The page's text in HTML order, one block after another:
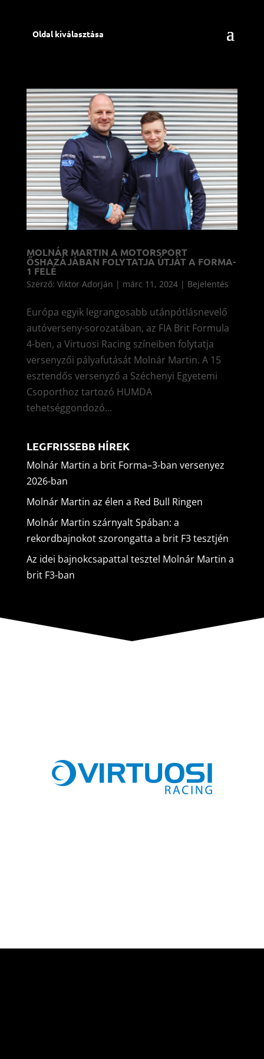
Oldal kiválasztása
MOLNÁR MARTIN A MOTORSPORT
ŐSHAZÁJÁBAN FOLYTATJA ÚTJÁT A FORMA-
1 FELÉ
Szerző: Viktor Adorján | márc 11, 2024| Bejelentés
Európa egyik legrangosabb utánpótlásnevelő
autóverseny-sorozatában, az FIA Brit Formula
4-ben, a Virtuosi Racing színeiben folytatja
versenyzői pályafutását Molnár Martin. A 15
esztendős versenyző a Széchenyi Egyetemi
Csoporthoz tartozó HUMDA
tehetséggondozó...
LEGFRISSEBB HÍREK
Molnár Martin a brit Forma–3-ban versenyez
2026-ban
Molnár Martin az élen a Red Bull Ringen
Molnár Martin szárnyalt Spában: a
rekordbajnokot szorongatta a brit F3 tesztjén
Az idei bajnokcsapattal tesztel Molnár Martin a
brit F3-ban